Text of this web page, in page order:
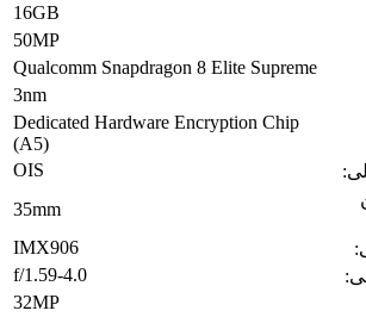
16GB
50MP
Qualcomm Snapdragon 8 Elite Supreme
3nm
Dedicated Hardware Encryption Chip
(A5)
OIS
35mm
IMX906
f/1.59-4.0
32MP